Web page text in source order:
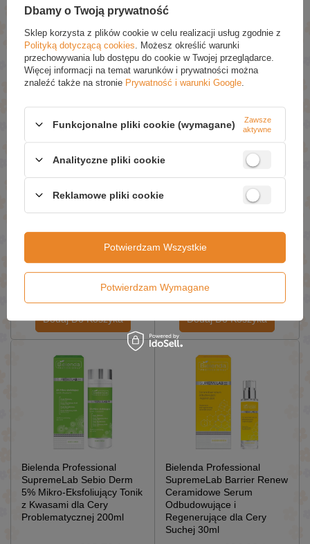
Przeciwzmarszczkowe 30ml
£13.79 / szt.
Dodaj Do Koszyka
Polinukleotydami 50ml
£24.09 / szt.
Dodaj Do Koszyka
Aktywny Krem z Retinalem
0,1% dla Każdego Rodzaju
£27.09 / szt.
Dodaj Do Koszyka
Bielenda Professional
Odżywczo-
Przeciwzmarszczkowy
Krem pod Oczy z Retinalem
0,03% 15ml
Dodaj Do Koszyka
Bielenda Professional
SupremeLab Sebio Derm
5% Mikro-Eksfoliujący Tonik
z Kwasami dla Cery
Problematycznej 200ml
Bielenda Professional
SupremeLab Barrier Renew
Ceramidowe Serum
Odbudowujące i
Regenerujące dla Cery
Suchej 30ml
Dbamy o Twoją prywatność
Sklep korzysta z plików cookie w celu realizacji usług zgodnie z
Polityką dotyczącą cookies . Możesz określić warunki
przechowywania lub dostępu do cookie w Twojej przeglądarce.
Więcej informacji na temat warunków i prywatności można
znaleźć także na stronie Prywatność i warunki Google
Funkcjonalne pliki cookie (wymagane)
Zawsze
aktywne
Analityczne pliki cookie
Reklamowe pliki cookie
Potwierdzam Wymagane
Potwierdzam Wszystkie